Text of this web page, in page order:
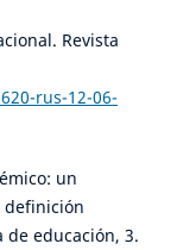
Revista
rus-12-06-
un
definición
educación, 3.